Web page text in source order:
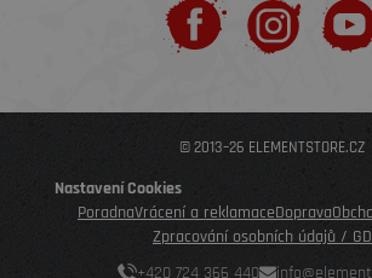
© 2013–26 ELEMENTSTORE.CZ
Nastavení Cookies
PoradnaVrácení a reklamaceDoprava
Zpracování osobních údajů /
+420 724 366 440